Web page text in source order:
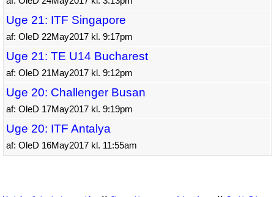
Uge 21: ITF Singapore
af: OleD 22May2017 kl. 9:17pm
Uge 21: TE U14 Bucharest
af: OleD 21May2017 kl. 9:12pm
Uge 20: Challenger Busan
af: OleD 17May2017 kl. 9:19pm
Uge 20: ITF Antalya
af: OleD 16May2017 kl. 11:55am